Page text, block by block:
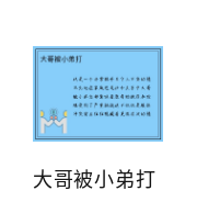
大哥被小弟打